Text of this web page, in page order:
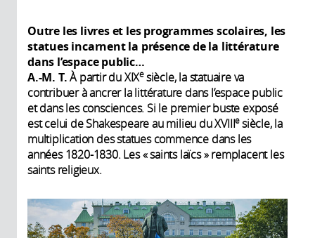
Outre les livres et les programmes scolaires, les
statues incarnent la présence de la littérature
dans l’espace public…
A.-M. T.À partir du XIXesiècle, la statuaire va
contribuer à ancrer la littérature dans l’espace public
et dans les consciences. Si le premier buste exposé
est celui de Shakespeare au milieu du XVIIIesiècle, la
multiplication des statues commence dans les
années 1820-1830. Les « saints laïcs » remplacent les
saints religieux.